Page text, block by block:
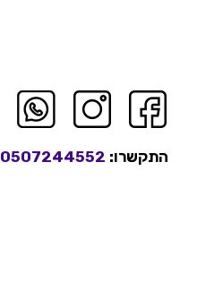
התקשרו: 0507244552